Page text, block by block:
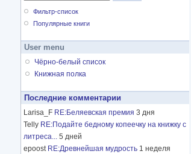
Фильтр-список
Популярные книги
User menu
Чёрно-белый список
Книжная полка
Последние комментарии
Larisa_F RE:Беляевская премия 3 дня
Telly RE:Подайте бедному копеечку на книжку с
литреса... 5 дней
epoost RE:Древнейшая мудрость 1 неделя